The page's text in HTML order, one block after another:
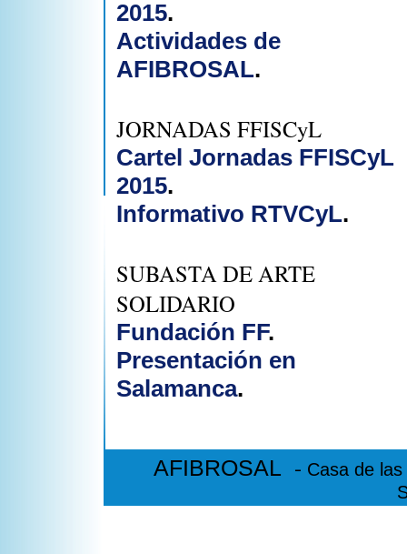
2015.
Actividades de
AFIBROSAL.
JORNADAS FFISCyL
Cartel Jornadas FFISCyL
2015.
Informativo RTVCyL.
SUBASTA DE ARTE
SOLIDARIO
Fundación FF.
Presentación en
Salamanca.
AFIBROSAL - Casa de